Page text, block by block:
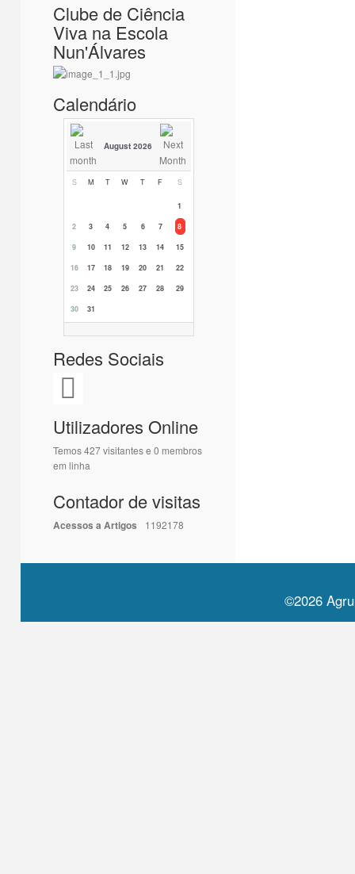
Clube de Ciência
Viva na Escola
Nun'Álvares
Calendário
August 2026
S M T W T F S
1
2
3 4 5 6 7
8
9
10 11 12 13 14
15
16
17 18 19 20 21
22
23
24 25 26 27 28
29
30
31
Redes Sociais
Utilizadores Online
Temos 427 visitantes e 0 membros
em linha
Contador de visitas
Acessos a Artigos 1192178
©2026